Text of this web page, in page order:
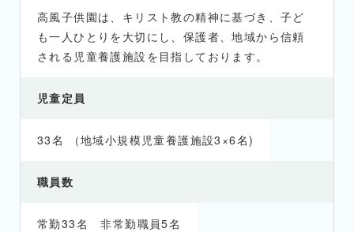
高風子供園は、キリスト教の精神に基づき、子ど
も一人ひとりを大切にし、保護者、地域から信頼
される児童養護施設を目指しております。
児童定員
33名 （地域小規模児童養護施設3×6名)
職員数
常勤33名 非常勤職員5名